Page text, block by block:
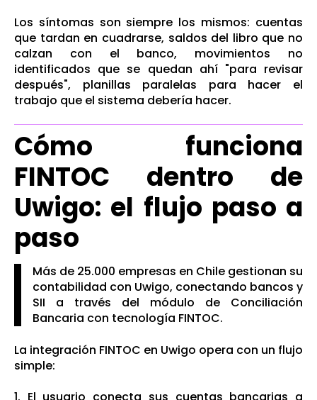
Los síntomas son siempre los mismos: cuentas
que tardan en cuadrarse, saldos del libro que no
calzan con el banco, movimientos no
identificados que se quedan ahí "para revisar
después", planillas paralelas para hacer el
trabajo que el sistema debería hacer.
Cómo funciona
FINTOC dentro de
Uwigo: el flujo paso a
paso
Más de 25.000 empresas en Chile gestionan su
contabilidad con Uwigo, conectando bancos y
SII a través del módulo de Conciliación
Bancaria con tecnología FINTOC.
La integración FINTOC en Uwigo opera con un flujo
simple:
1. El usuario conecta sus cuentas bancarias a